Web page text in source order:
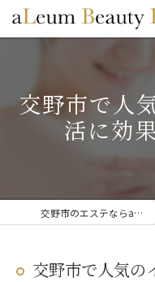
交野市で人
活に効
交野市のエステならaLeum Beauty Room
交野市で人気の